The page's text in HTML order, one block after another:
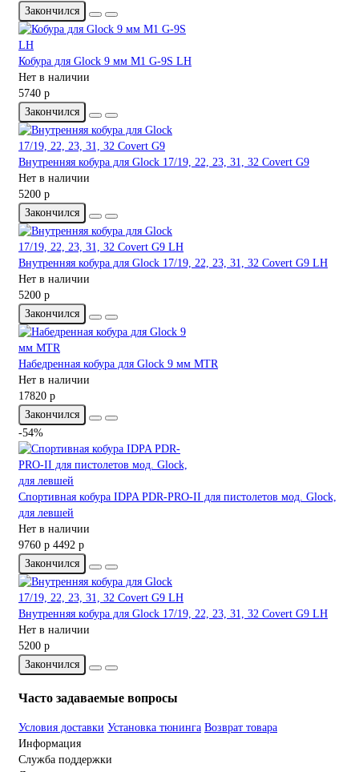
Закончился
Кобура для Glock 9 мм M1 G-9S LH
Нет в наличии
5740 р
Закончился
Внутренняя кобура для Glock 17/19, 22, 23, 31, 32 Covert G9
Нет в наличии
5200 р
Закончился
Внутренняя кобура для Glock 17/19, 22, 23, 31, 32 Covert G9 LH
Нет в наличии
5200 р
Закончился
Набедренная кобура для Glock 9 мм MTR
Нет в наличии
17820 р
Закончился
-54%
Спортивная кобура IDPA PDR-PRO-II для пистолетов мод. Glock,
для левшей
Нет в наличии
9760 р 4492 р
Закончился
Внутренняя кобура для Glock 17/19, 22, 23, 31, 32 Covert G9 LH
Нет в наличии
5200 р
Закончился
Часто задаваемые вопросы
Условия доставки Установка тюнинга Возврат товара
Информация
Служба поддержки